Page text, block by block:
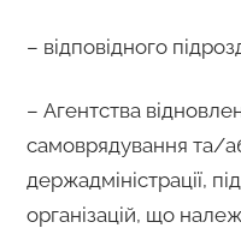
– відповідного
– Агентства
самоврядування та/
держадміністрації,
організацій, що